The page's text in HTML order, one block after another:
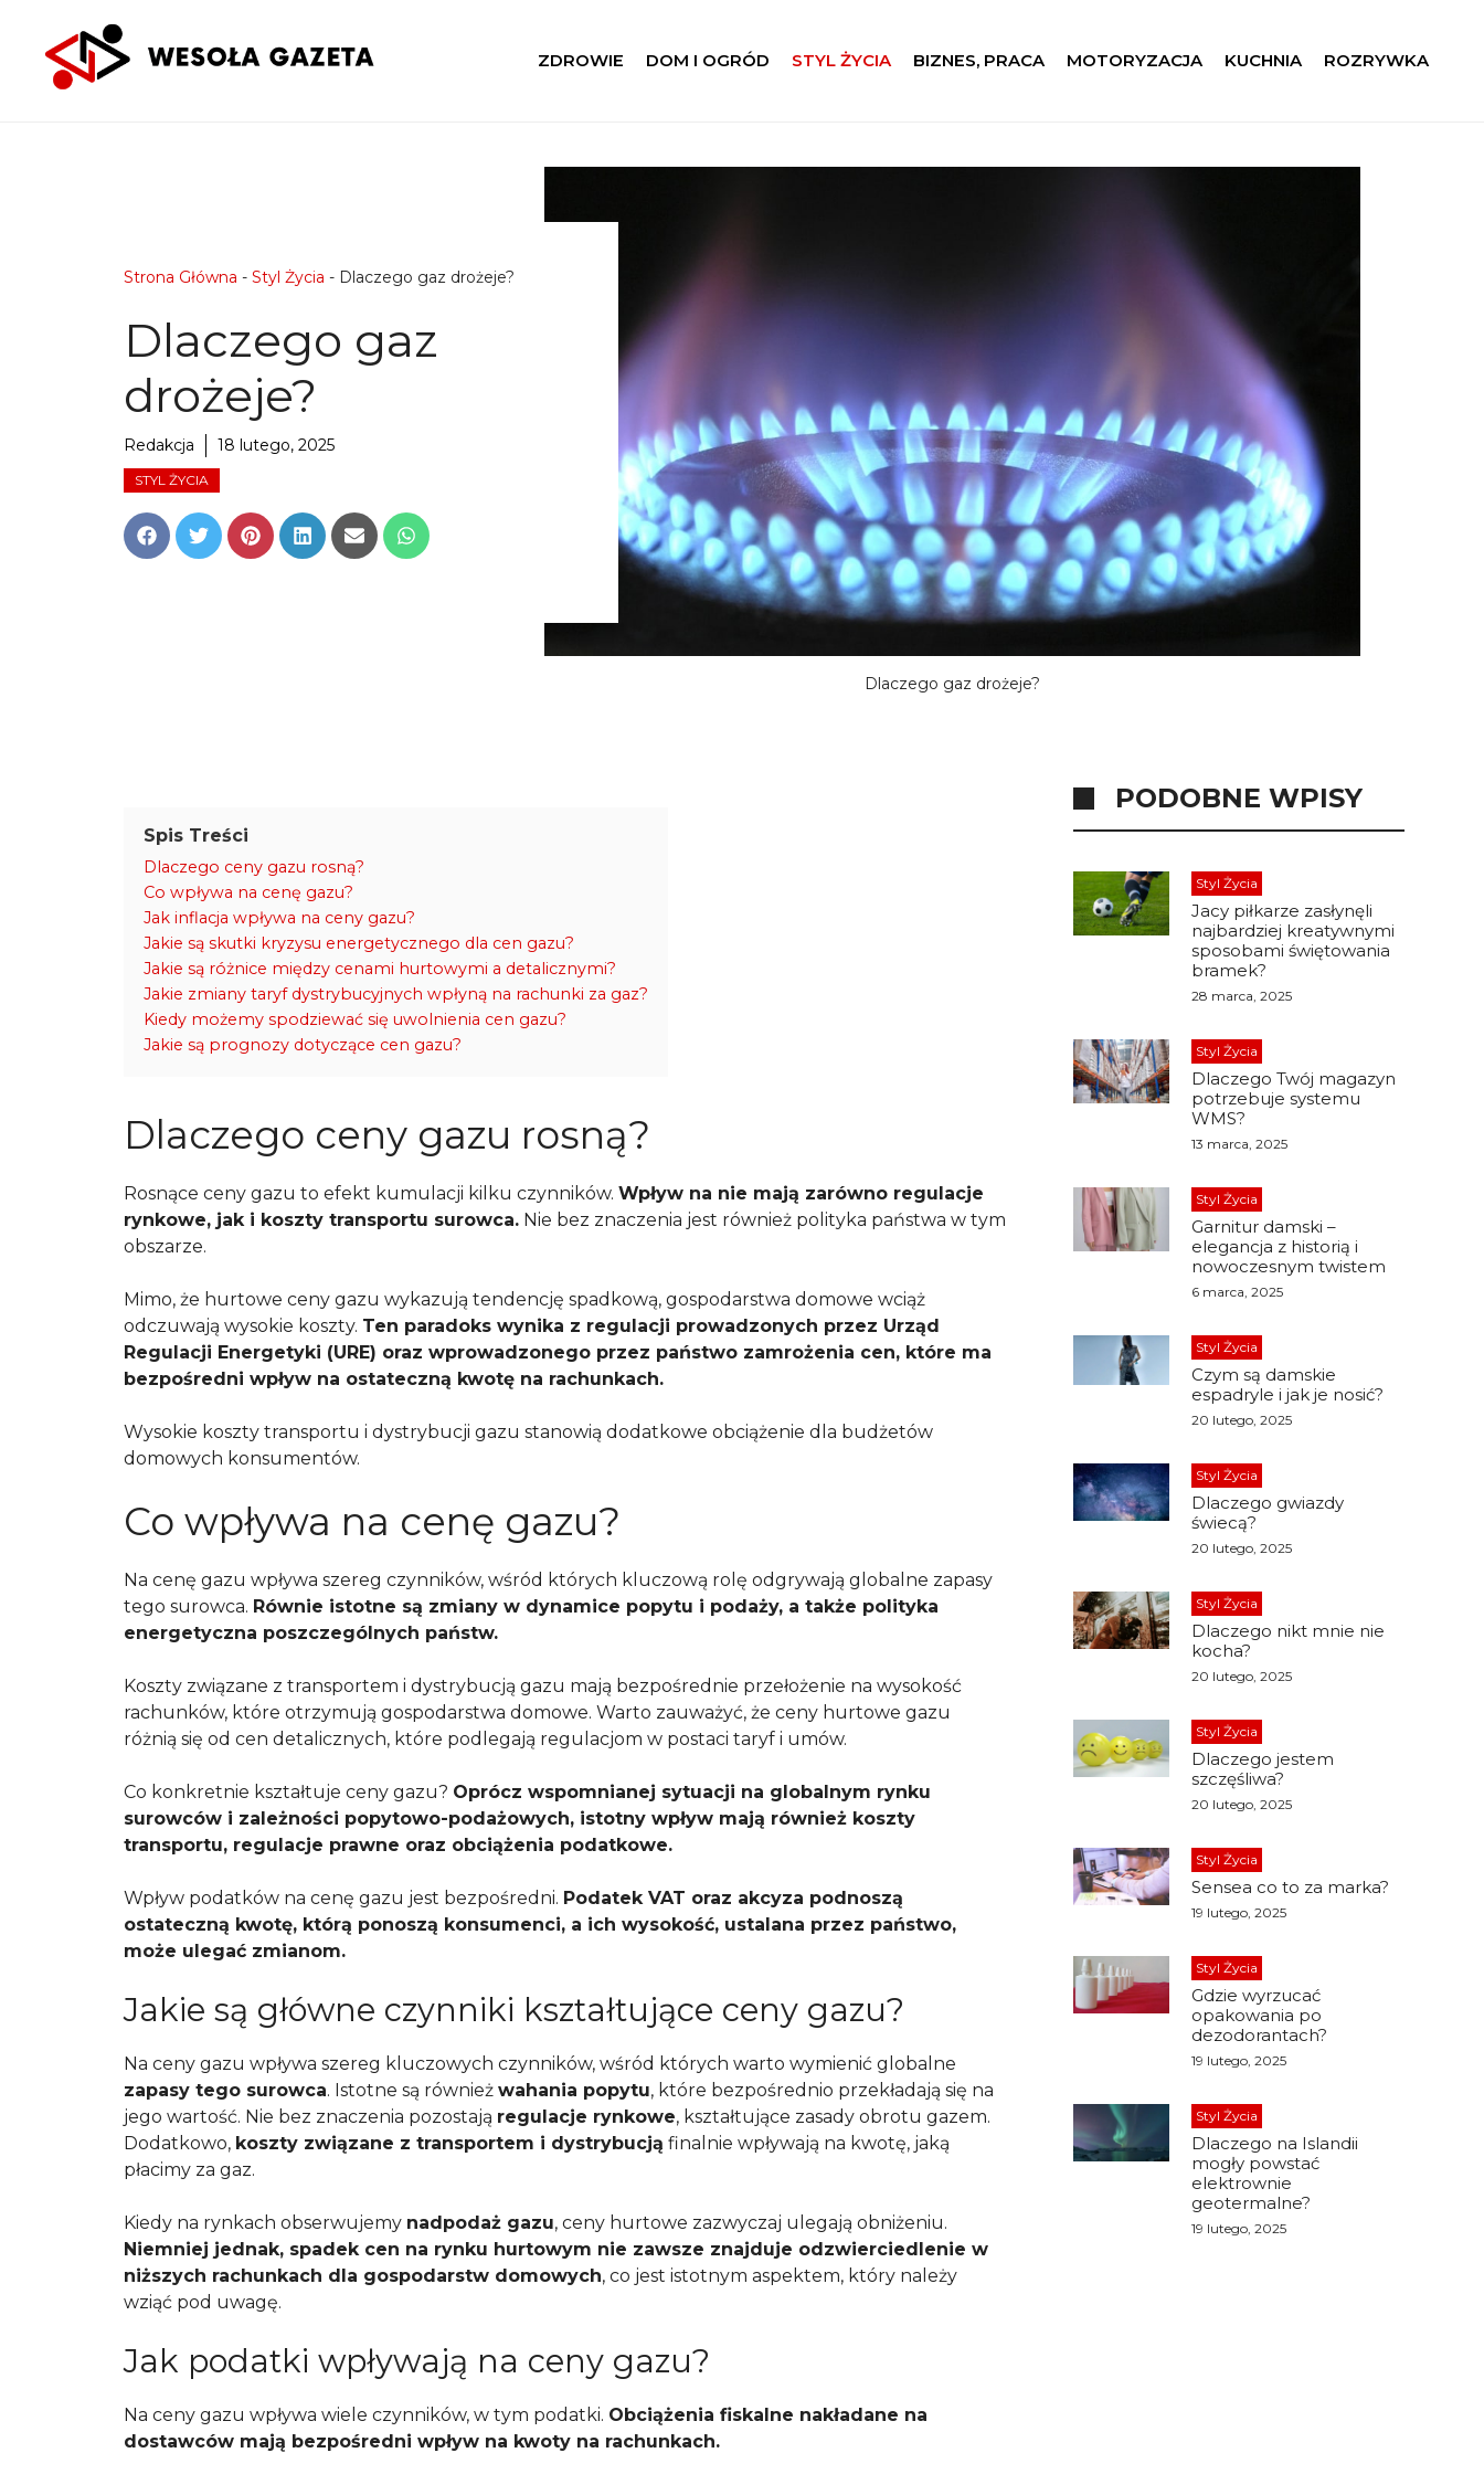
treści
ZDROWIE DOM I OGRÓD STYL ŻYCIA BIZNES, PRACA MOTORYZACJA KUCHNIA ROZRYWKA
Strona Główna - Styl Życia - Dlaczego gaz drożeje?
Dlaczego gaz
drożeje?
Redakcja 18 lutego, 2025
STYL ŻYCIA
Share
on
Share
on
Share
on
Share
on
Share
on
Share
on
Dlaczego gaz drożeje?
Spis Treści
Dlaczego ceny gazu rosną?
Co wpływa na cenę gazu?
Jak inflacja wpływa na ceny gazu?
Jakie są skutki kryzysu energetycznego dla cen gazu?
Jakie są różnice między cenami hurtowymi a detalicznymi?
Jakie zmiany taryf dystrybucyjnych wpłyną na rachunki za gaz?
Kiedy możemy spodziewać się uwolnienia cen gazu?
Jakie są prognozy dotyczące cen gazu?
Dlaczego ceny gazu rosną?
Rosnące ceny gazu to efekt kumulacji kilku czynników. Wpływ na nie mają zarówno regulacje
rynkowe, jak i koszty transportu surowca. Nie bez znaczenia jest również polityka państwa w tym
obszarze.
Mimo, że hurtowe ceny gazu wykazują tendencję spadkową, gospodarstwa domowe wciąż
odczuwają wysokie koszty. Ten paradoks wynika z regulacji prowadzonych przez Urząd
Regulacji Energetyki (URE) oraz wprowadzonego przez państwo zamrożenia cen, które ma
bezpośredni wpływ na ostateczną kwotę na rachunkach.
Wysokie koszty transportu i dystrybucji gazu stanowią dodatkowe obciążenie dla budżetów
domowych konsumentów.
Co wpływa na cenę gazu?
Na cenę gazu wpływa szereg czynników, wśród których kluczową rolę odgrywają globalne zapasy
tego surowca. Równie istotne są zmiany w dynamice popytu i podaży, a także polityka
energetyczna poszczególnych państw.
Koszty związane z transportem i dystrybucją gazu mają bezpośrednie przełożenie na wysokość
rachunków, które otrzymują gospodarstwa domowe. Warto zauważyć, że ceny hurtowe gazu
różnią się od cen detalicznych, które podlegają regulacjom w postaci taryf i umów.
Co konkretnie kształtuje ceny gazu? Oprócz wspomnianej sytuacji na globalnym rynku
surowców i zależności popytowo-podażowych, istotny wpływ mają również koszty
transportu, regulacje prawne oraz obciążenia podatkowe.
Wpływ podatków na cenę gazu jest bezpośredni. Podatek VAT oraz akcyza podnoszą
ostateczną kwotę, którą ponoszą konsumenci, a ich wysokość, ustalana przez państwo,
może ulegać zmianom.
Jakie są główne czynniki kształtujące ceny gazu?
Na ceny gazu wpływa szereg kluczowych czynników, wśród których warto wymienić globalne
zapasy tego surowca. Istotne są również wahania popytu, które bezpośrednio przekładają się na
jego wartość. Nie bez znaczenia pozostają regulacje rynkowe, kształtujące zasady obrotu gazem.
Dodatkowo, koszty związane z transportem i dystrybucją finalnie wpływają na kwotę, jaką
płacimy za gaz.
Kiedy na rynkach obserwujemy nadpodaż gazu, ceny hurtowe zazwyczaj ulegają obniżeniu.
Niemniej jednak, spadek cen na rynku hurtowym nie zawsze znajduje odzwierciedlenie w
niższych rachunkach dla gospodarstw domowych, co jest istotnym aspektem, który należy
wziąć pod uwagę.
Jak podatki wpływają na ceny gazu?
Na ceny gazu wpływa wiele czynników, w tym podatki. Obciążenia fiskalne nakładane na
dostawców mają bezpośredni wpływ na kwoty na rachunkach.
PODOBNE WPISY
Styl Życia
Jacy piłkarze zasłynęli
najbardziej kreatywnymi
sposobami świętowania
bramek?
28 marca, 2025
Styl Życia
Dlaczego Twój magazyn
potrzebuje systemu
WMS?
13 marca, 2025
Styl Życia
Garnitur damski –
elegancja z historią i
nowoczesnym twistem
6 marca, 2025
Styl Życia
Czym są damskie
espadryle i jak je nosić?
20 lutego, 2025
Styl Życia
Dlaczego gwiazdy
świecą?
20 lutego, 2025
Styl Życia
Dlaczego nikt mnie nie
kocha?
20 lutego, 2025
Styl Życia
Dlaczego jestem
szczęśliwa?
20 lutego, 2025
Styl Życia
Sensea co to za marka?
19 lutego, 2025
Styl Życia
Gdzie wyrzucać
opakowania po
dezodorantach?
19 lutego, 2025
Styl Życia
Dlaczego na Islandii
mogły powstać
elektrownie
geotermalne?
19 lutego, 2025